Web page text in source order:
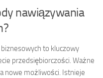
nawiązywania
to kluczowy
przedsiębiorczości. Ważne
nowe możliwości. Istnieje